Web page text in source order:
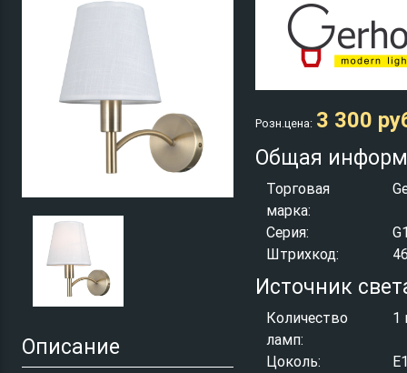
Описание
Розн.цена: 3 300
Общая
Торговая
марка:
Серия:
Штрихкод:
Источник
Количество
ламп:
1
Цоколь: